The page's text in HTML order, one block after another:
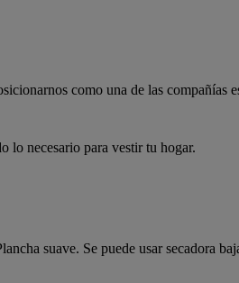
como una de las compañías
necesario para vestir tu hogar.
suave. Se puede usar secadora